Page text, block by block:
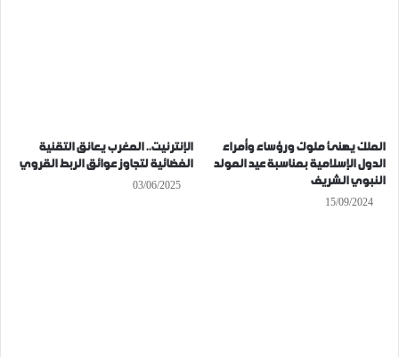
الملك يهنئ ملوك ورؤساء وأمراء
الدول الإسلامية بمناسبة عيد المولد
النبوي الشريف
15/09/2024
الإنترنيت.. المغرب يعانق التقنية
الفضائية لتجاوز عوائق الربط القروي
03/06/2025